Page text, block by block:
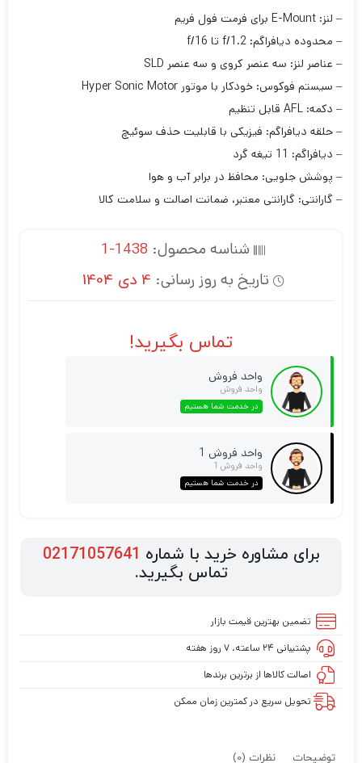
– لنز: E-Mount برای فرمت فول فریم
– محدوده دیافراگم: f/1.2 تا f/16
– عناصر لنز: سه عنصر کروی و سه عنصر SLD
– سیستم فوکوس: خودکار با موتور Hyper Sonic Motor
– دکمه: AFL قابل تنظیم
– حلقه دیافراگم: فیزیکی با قابلیت حذف سوئیچ
– دیافراگم: 11 تیغه گرد
– پوشش جلویی: محافظ در برابر آب و هوا
– گارانتی: گارانتی معتبر، ضمانت اصالت و سلامت کالا
شناسه محصول: 1438-1
تاریخ به روز رسانی: 4 دی 1404
تماس بگیرید!
واحد فروش
واحد فروش
در خدمت شما هستیم
واحد فروش 1
واحد فروش 1
در خدمت شما هستیم
برای مشاوره خرید با شماره 02171057641
تماس بگیرید.
تضمین بهترین قیمت بازار
پشتیبانی ۲۴ ساعته، ۷ روز هفته
اصالت کالاها از برترین برندها
تحویل سریع در کمترین زمان ممکن
توضیحات نظرات (0)